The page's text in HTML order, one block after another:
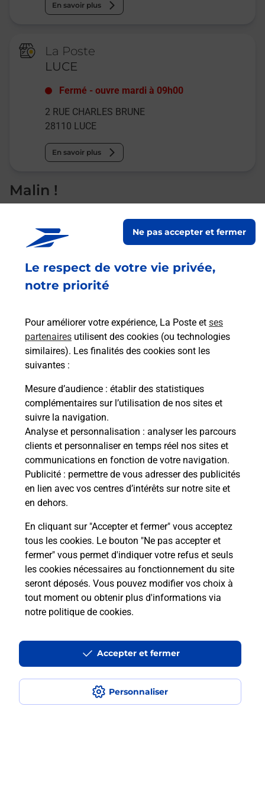
Le respect de votre vie privée,
notre priorité
Pour améliorer votre expérience, La Poste et ses
partenaires utilisent des cookies (ou technologies
similaires). Les finalités des cookies sont les
suivantes :
Mesure d’audience : établir des statistiques
complémentaires sur l’utilisation de nos sites et
suivre la navigation.
Analyse et personnalisation : analyser les parcours
clients et personnaliser en temps réel nos sites et
communications en fonction de votre navigation.
Publicité : permettre de vous adresser des publicités
en lien avec vos centres d’intérêts sur notre site et
en dehors.
En cliquant sur "Accepter et fermer" vous acceptez
tous les cookies. Le bouton "Ne pas accepter et
fermer" vous permet d'indiquer votre refus et seuls
les cookies nécessaires au fonctionnement du site
seront déposés. Vous pouvez modifier vos choix à
tout moment ou obtenir plus d'informations via
notre politique de cookies.
Personnaliser
Ne pas accepter et fermer
Accepter et fermer
En savoir plus
La Poste
LUCE
Fermé -ouvre mardi à 09h00
2 RUE CHARLES BRUNE
28110 LUCE
En savoir plus
Malin !
La Poste
en ligne
Ouvert 24h/24
En savoir plus
Recherchez un autre point de contact
Questions fréquemment posées
Quel réseau utilise La Poste Mobile ?
Est-ce que je peux garder mon
numéro de mobile gratuitement ?
Est-ce que je peux bénéficier de la 5G
avec La Poste Mobile ?
Est-ce que je peux utiliser mon forfait
à l’étranger avec La Poste Mobile ?
en plusieurs fois avec La Poste Mobile
Est-ce que je peux assurer mon
iPhone ?